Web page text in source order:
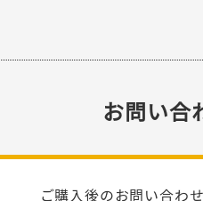
お問い合
ご購入後のお問い合わせ